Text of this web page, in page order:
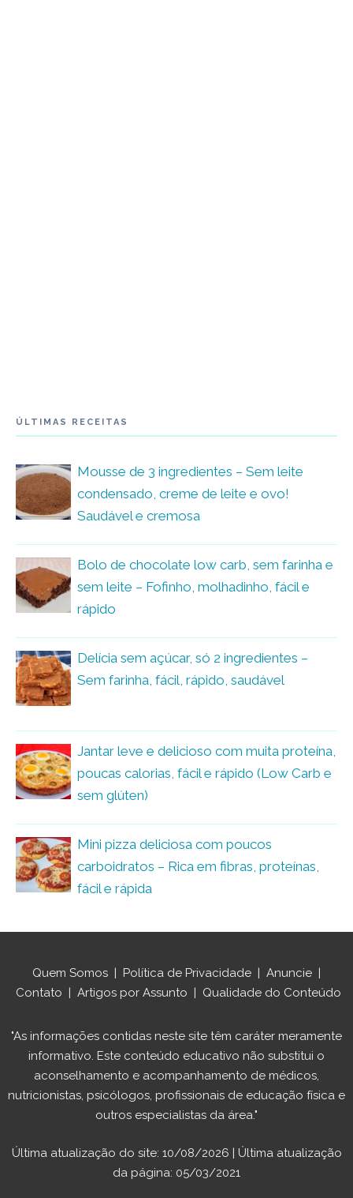
ÚLTIMAS RECEITAS
Mousse de 3 ingredientes – Sem leite
condensado, creme de leite e ovo!
Saudável e cremosa
Bolo de chocolate low carb, sem farinha e
sem leite – Fofinho, molhadinho, fácil e
rápido
Delícia sem açúcar, só 2 ingredientes –
Sem farinha, fácil, rápido, saudável
Jantar leve e delicioso com muita proteína,
poucas calorias, fácil e rápido (Low Carb e
sem glúten)
Mini pizza deliciosa com poucos
carboidratos – Rica em fibras, proteínas,
fácil e rápida
Quem Somos Política de Privacidade Anuncie
Contato
Artigos por Assunto Qualidade do Conteúdo
"As informações contidas neste site têm caráter meramente
informativo. Este conteúdo educativo não substitui o
aconselhamento e acompanhamento de médicos,
nutricionistas, psicólogos, profissionais de educação física e
outros especialistas da área."
Última atualização do site: 10/08/2026 | Última atualização
da página: 05/03/2021